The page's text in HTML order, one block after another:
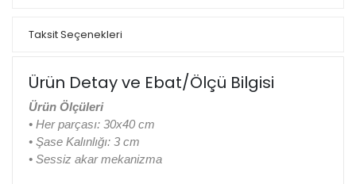
Taksit Seçenekleri
Ürün Detay ve Ebat/Ölçü Bilgisi
Ürün Ölçüleri
• Her parçası: 30x40 cm
• Şase Kalınlığı: 3 cm
• Sessiz akar mekanizma